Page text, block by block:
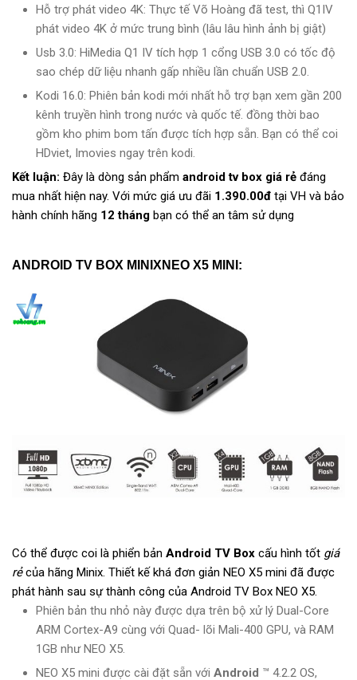
Hỗ trợ phát video 4K: Thực tế Võ Hoàng đã test, thì Q1IV
phát video 4K ở mức trung bình (lâu lâu hình ảnh bị giật)
Usb 3.0: HiMedia Q1 IV tích hợp 1 cổng USB 3.0 có tốc độ
sao chép dữ liệu nhanh gấp nhiều lần chuẩn USB 2.0.
Kodi 16.0: Phiên bản kodi mới nhất hỗ trợ bạn xem gần 200
kênh truyền hình trong nước và quốc tế. đồng thời bao
gồm kho phim bom tấn được tích hợp sẵn. Bạn có thể coi
HDviet, Imovies ngay trên kodi.
Kết luận: Đây là dòng sản phẩm android tv box giá rẻ đáng
mua nhất hiện nay. Với mức giá ưu đãi 1.390.00đ tại VH và bảo
hành chính hãng 12 tháng bạn có thể an tâm sử dụng
ANDROID TV BOX MINIXNEO X5 MINI:
Có thể được coi là phiển bản Android TV Box cấu hình tốt giá
rẻcủa hãng Minix. Thiết kế khá đơn giản NEO X5 mini đã được
phát hành sau sự thành công của Android TV Box NEO X5.
Phiên bản thu nhỏ này được dựa trên bộ xử lý Dual-Core
ARM Cortex-A9 cùng với Quad- lõi Mali-400 GPU, và RAM
1GB như NEO X5.
NEO X5 mini được cài đặt sẵn với Android ™ 4.2.2 OS,